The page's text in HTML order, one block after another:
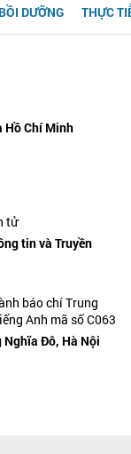
DƯỠNG THỰC
Hồ Chí Minh
tử
tin và Truyền
báo chí Trung
Anh mã số C063
Nghĩa Đô, Hà Nội